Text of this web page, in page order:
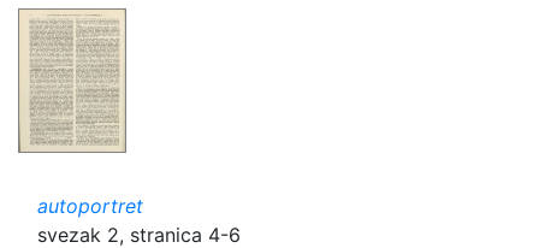
autoportret
svezak 2, stranica 4-6